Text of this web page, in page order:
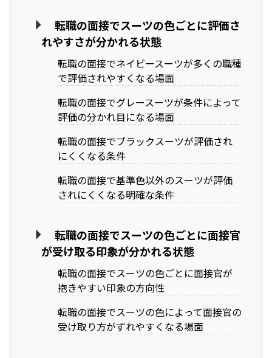
転職の面接でスーツの色ごとに評価さ
れやすさが分かれる状態
転職の面接でネイビースーツが多くの職種
で評価されやすくなる場面
転職の面接でグレースーツが条件によって
評価の分かれ目になる場面
転職の面接でブラックスーツが評価され
にくくなる条件
転職の面接で基準色以外のスーツが評価
されにくくなる明確な条件
転職の面接でスーツの色ごとに面接官
が受け取る印象が分かれる状態
転職の面接でスーツの色ごとに面接官が
抱きやすい印象の方向性
転職の面接でスーツの色によって面接官の
受け取り方がずれやすくなる場面